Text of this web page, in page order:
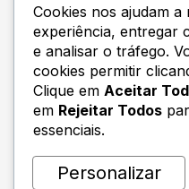
400
seattle,
+1 605
Cookies nos ajudam
experiência, entregar
e analisar o tráfego.
cookies permitir
Clique em Aceitar
em Rejeitar Todos
essenciais.
Personalizar